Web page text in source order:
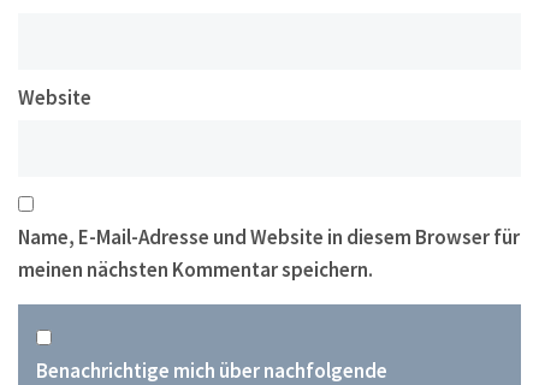
Website
Name, E-Mail-Adresse und Website in diesem Browser für
meinen nächsten Kommentar speichern.
Benachrichtige mich über nachfolgende